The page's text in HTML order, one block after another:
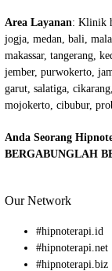
Area Layanan: Klinik
jogja, medan, bali,
makassar, tangerang,
jember, purwokerto,
garut, salatiga,
mojokerto, cibubur,
Anda Seorang
BERGABUNGLAH
Our Network
#hipnoterapi.id
#hipnoterapi.net
#hipnoterapi.biz